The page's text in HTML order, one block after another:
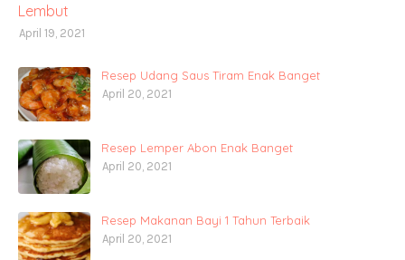
Lembut
April 19, 2021
Resep Udang Saus Tiram Enak Banget
April 20, 2021
Resep Lemper Abon Enak Banget
April 20, 2021
Resep Makanan Bayi 1 Tahun Terbaik
April 20, 2021